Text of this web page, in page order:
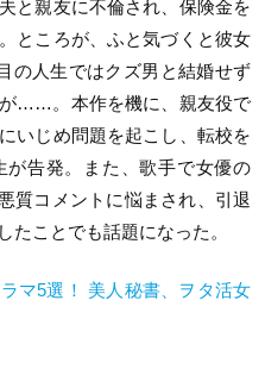
と親友に不倫され、保険金を
ところが、ふと気づくと彼女
の人生ではクズ男と結婚せず
……。本作を機に、親友役で
いじめ問題を起こし、転校を
告発。また、歌手で女優の
質コメントに悩まされ、引退
たことでも話題になった。
マ5選！ 美人秘書、ヲタ活女